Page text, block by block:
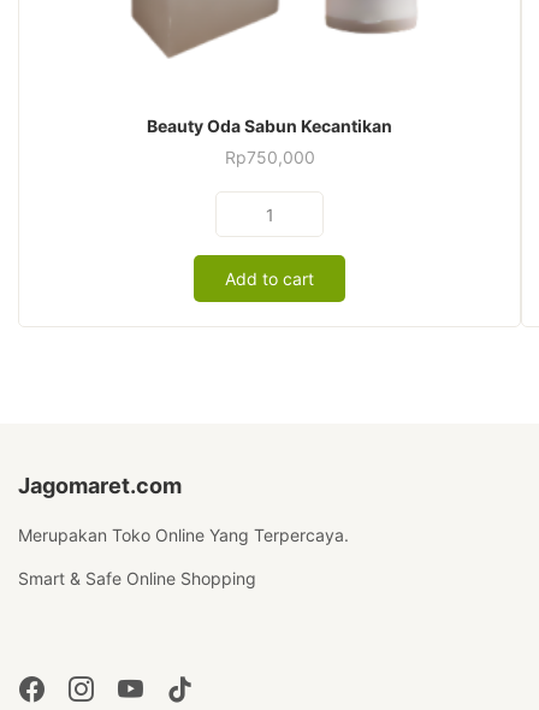
Beauty Oda Sabun Kecantikan
Rp750,000
Oda
Sabun
Kecantikan
quantity
Add to cart
Jagomaret.com
Merupakan Toko Online Yang Terpercaya.
Smart & Safe Online Shopping